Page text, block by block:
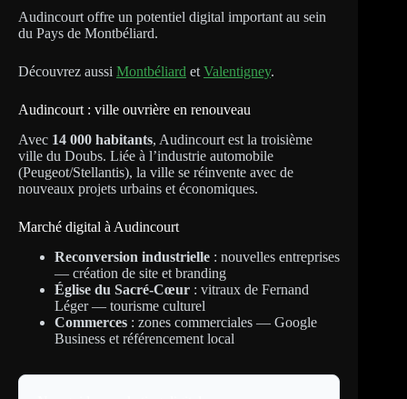
Audincourt offre un potentiel digital important au sein
du Pays de Montbéliard.
Découvrez aussi Montbéliard et Valentigney.
Audincourt : ville ouvrière en renouveau
Avec 14 000 habitants, Audincourt est la troisième
ville du Doubs. Liée à l’industrie automobile
(Peugeot/Stellantis), la ville se réinvente avec de
nouveaux projets urbains et économiques.
Marché digital à Audincourt
Reconversion industrielle : nouvelles entreprises
— création de site et branding
Église du Sacré-Cœur : vitraux de Fernand
Léger — tourisme culturel
Commerces : zones commerciales — Google
Business et référencement local